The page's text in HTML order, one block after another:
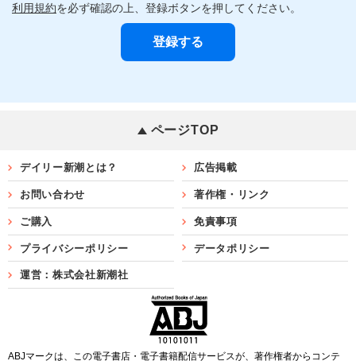
利用規約を必ず確認の上、登録ボタンを押してください。
ページTOP
デイリー新潮とは？ 広告掲載
お問い合わせ 著作権・リンク
ご購入 免責事項
プライバシーポリシー データポリシー
運営：株式会社新潮社
ABJマークは、この電子書店・電子書籍配信サービスが、著作権者からコンテ